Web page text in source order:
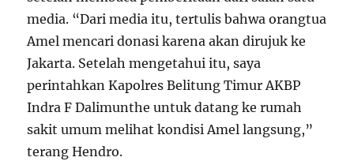
media. “Dari media itu, tertulis bahwa orangtua
Amel mencari donasi karena akan dirujuk ke
Jakarta. Setelah mengetahui itu, saya
perintahkan Kapolres Belitung Timur AKBP
Indra F Dalimunthe untuk datang ke rumah
sakit umum melihat kondisi Amel langsung,”
terang Hendro.